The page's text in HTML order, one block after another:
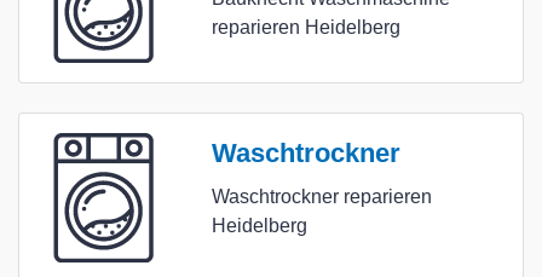
reparieren Heidelberg
Waschtrockner
Waschtrockner reparieren
Heidelberg